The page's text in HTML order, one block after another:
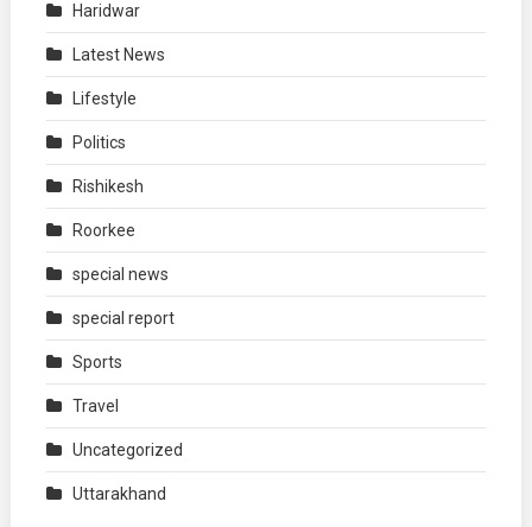
Haridwar
Latest News
Lifestyle
Politics
Rishikesh
Roorkee
special news
special report
Sports
Travel
Uncategorized
Uttarakhand